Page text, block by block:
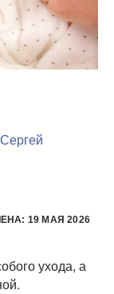
19 МАЯ 2026
ухода, а